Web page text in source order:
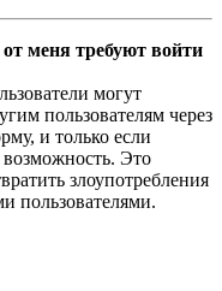
меня требуют войти
могут
пользователям через
и только если
Это
злоупотребления
пользователями.